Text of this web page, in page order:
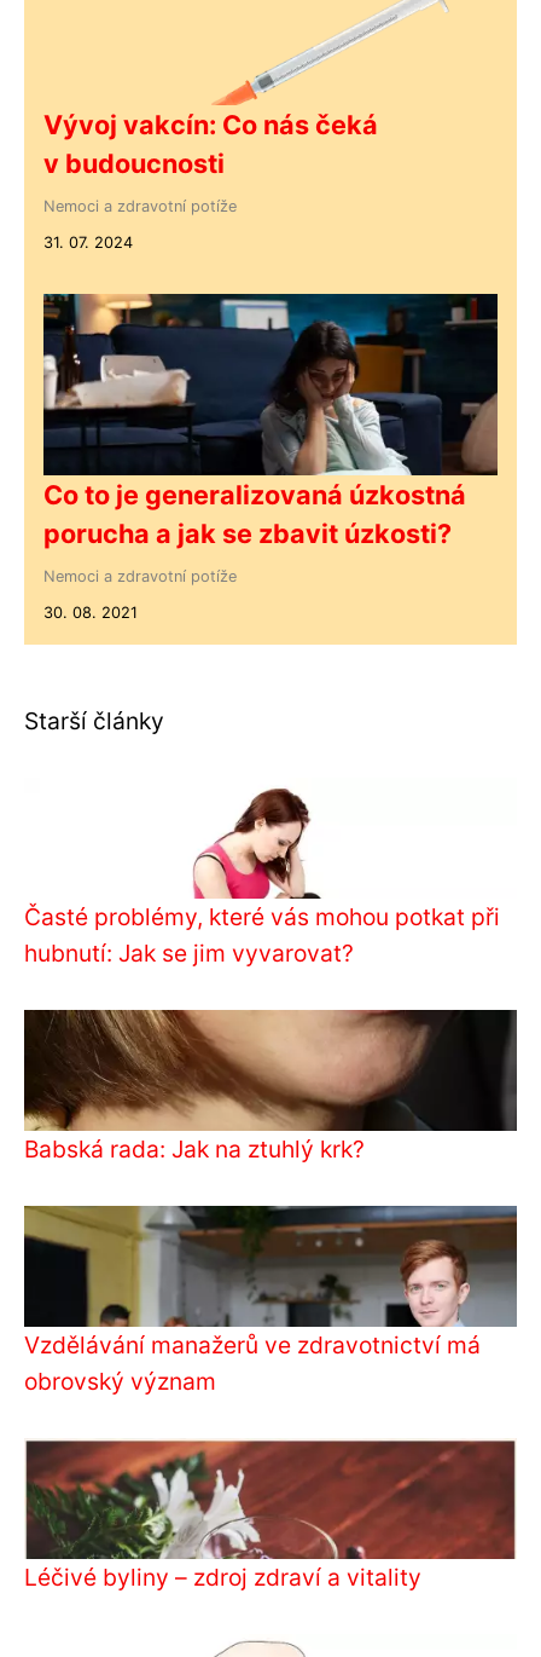
Vývoj vakcín: Co nás čeká
v budoucnosti
Nemoci a zdravotní potíže
31. 07. 2024
Co to je generalizovaná úzkostná
porucha a jak se zbavit úzkosti?
Nemoci a zdravotní potíže
30. 08. 2021
Starší články
Časté problémy, které vás mohou potkat při
hubnutí: Jak se jim vyvarovat?
Babská rada: Jak na ztuhlý krk?
Vzdělávání manažerů ve zdravotnictví má
obrovský význam
Léčivé byliny – zdroj zdraví a vitality